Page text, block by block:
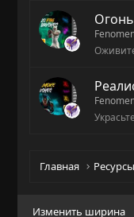
Главная Ресурсы
Изменить ширина